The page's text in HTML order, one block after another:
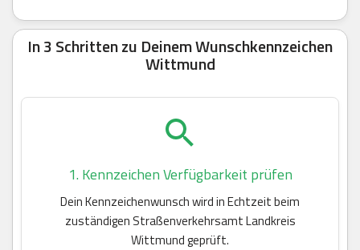
In 3 Schritten zu Deinem Wunschkennzeichen
Wittmund
1. Kennzeichen Verfügbarkeit prüfen
Dein Kennzeichenwunsch wird in Echtzeit beim
zuständigen Straßenverkehrsamt Landkreis
Wittmund geprüft.